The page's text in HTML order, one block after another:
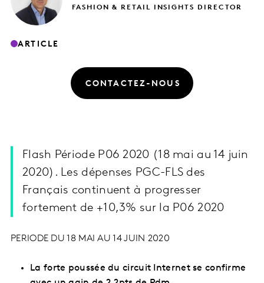
FASHION & RETAIL INSIGHTS DIRECTOR
ARTICLE
CONTACTEZ-NOUS
Flash Période P06 2020 (18 mai au 14 juin
2020). Les dépenses PGC-FLS des
Français continuent à progresser
fortement de +10,3% sur la P06 2020
PERIODE DU 18 MAI AU 14 JUIN 2020
La forte poussée du circuit Internet se confirme